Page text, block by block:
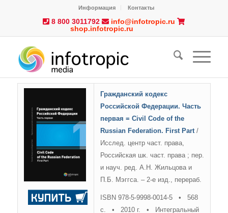
Информация Контакты
8 800 3011792
info@infotropic.ru
shop.infotropic.ru
Гражданский кодекс
Российской Федерации. Часть
первая = Civil Code of the
Russian Federation. First Part/
Исслед. центр част. права,
Российская шк. част. права ; пер.
и науч. ред. А.Н. Жильцова и
П.Б. Мэггса. – 2-е изд., перераб.
ISBN 978-5-9998-0014-5 • 568
с. • 2010 г. • Интегральный